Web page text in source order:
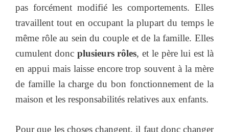
pas forcément modifié les comportements. Elles
travaillent tout en occupant la plupart du temps le
même rôle au sein du couple et de la famille. Elles
cumulent donc plusieurs rôles, et le père lui est là
en appui mais laisse encore trop souvent à la mère
de famille la charge du bon fonctionnement de la
maison et les responsabilités relatives aux enfants.
Pour que les choses changent, il faut donc changer